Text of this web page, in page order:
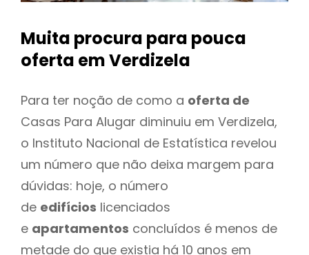
Muita procura para pouca
oferta em Verdizela
Para ter noção de como a oferta de
Casas Para Alugar diminuiu em Verdizela,
o Instituto Nacional de Estatística revelou
um número que não deixa margem para
dúvidas: hoje, o número
de edifícios licenciados
e apartamentos concluídos é menos de
metade do que existia há 10 anos em